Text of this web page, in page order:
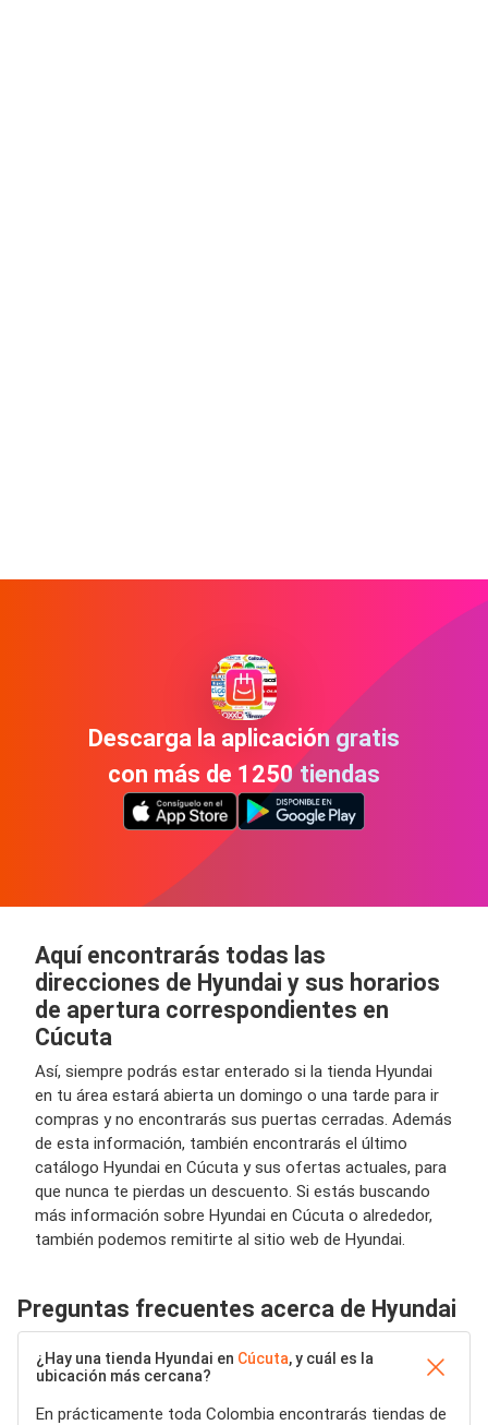
Descarga la aplicación gratis
con más de 1250 tiendas
Aquí encontrarás todas las
direcciones de Hyundai y sus horarios
de apertura correspondientes en
Cúcuta
Así, siempre podrás estar enterado si la tienda Hyundai
en tu área estará abierta un domingo o una tarde para ir
compras y no encontrarás sus puertas cerradas. Además
de esta información, también encontrarás el último
catálogo Hyundai en Cúcuta y sus ofertas actuales, para
que nunca te pierdas un descuento. Si estás buscando
más información sobre Hyundai en Cúcuta o alrededor,
también podemos remitirte al sitio web de Hyundai.
Preguntas frecuentes acerca de Hyundai
¿Hay una tienda Hyundai en Cúcuta, y cuál es la
ubicación más cercana?
En prácticamente toda Colombia encontrarás tiendas de